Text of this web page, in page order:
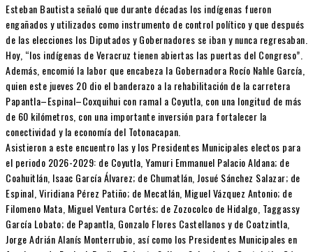
Esteban Bautista señaló que durante décadas los indígenas fueron
engañados y utilizados como instrumento de control político y que después
de las elecciones los Diputados y Gobernadores se iban y nunca regresaban.
Hoy, “los indígenas de Veracruz tienen abiertas las puertas del Congreso”.
Además, encomió la labor que encabeza la Gobernadora Rocío Nahle García,
quien este jueves 20 dio el banderazo a la rehabilitación de la carretera
Papantla–Espinal–Coxquihui con ramal a Coyutla, con una longitud de más
de 60 kilómetros, con una importante inversión para fortalecer la
conectividad y la economía del Totonacapan.
Asistieron a este encuentro las y los Presidentes Municipales electos para
el periodo 2026-2029: de Coyutla, Yamuri Emmanuel Palacio Aldana; de
Coahuitlán, Isaac García Álvarez; de Chumatlán, Josué Sánchez Salazar; de
Espinal, Viridiana Pérez Patiño; de Mecatlán, Miguel Vázquez Antonio; de
Filomeno Mata, Miguel Ventura Cortés; de Zozocolco de Hidalgo, Taggassy
García Lobato; de Papantla, Gonzalo Flores Castellanos y de Coatzintla,
Jorge Adrián Alanís Monterrubio, así como los Presidentes Municipales en